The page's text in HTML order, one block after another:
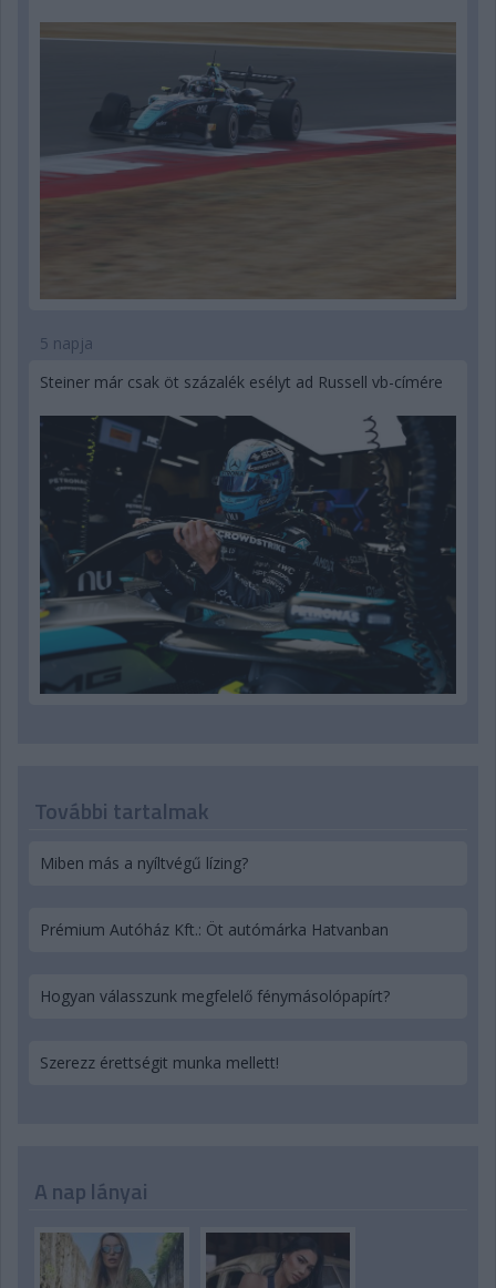
5 napja
Steiner már csak öt százalék esélyt ad Russell vb-címére
További tartalmak
Miben más a nyíltvégű lízing?
Prémium Autóház Kft.: Öt autómárka Hatvanban
Hogyan válasszunk megfelelő fénymásolópapírt?
Szerezz érettségit munka mellett!
A nap lányai